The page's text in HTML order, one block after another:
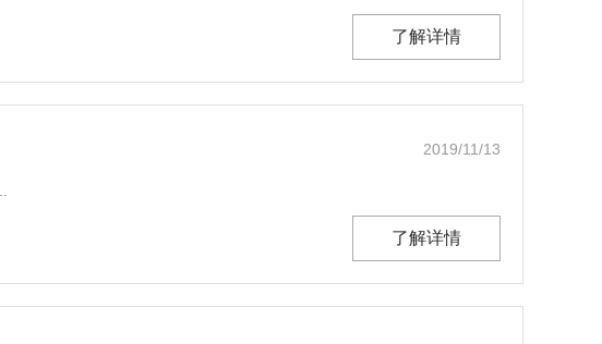
了解详情
2019/11/13
了解详情